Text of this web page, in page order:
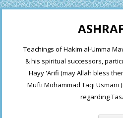
Teachings of Hakim al-Umma
& his spiritual successors,
Hayy 'Arifi (may Allah bless
Mufti Mohammad Taqi Usmani
regarding